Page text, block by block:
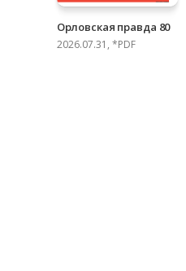
Орловская правда 80
2026.07.31, *PDF